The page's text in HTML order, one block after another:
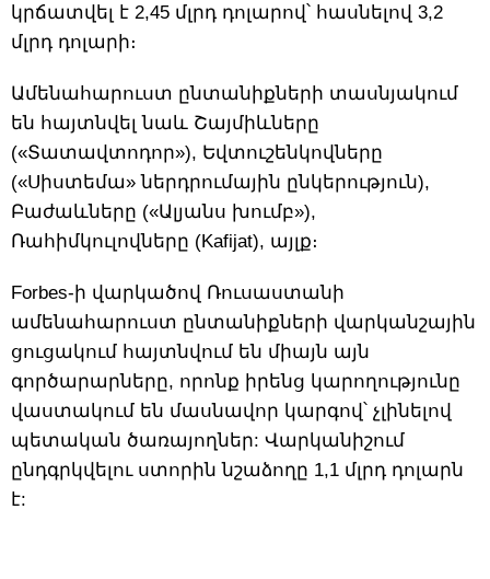
կրճատվել է 2,45 մլրդ դոլարով՝ հասնելով 3,2
մլրդ դոլարի։
Ամենահարուստ ընտանիքների տասնյակում
են հայտնվել նաև Շայմիևները
(«Տատավտոդոր»), Եվտուշենկովները
(«Սիստեմա» ներդրումային ընկերություն),
Բաժաևները («Ալյանս խումբ»),
Ռահիմկուլովները (Kafijat), այլք։
Forbes-ի վարկածով Ռուսաստանի
ամենահարուստ ընտանիքների վարկանշային
ցուցակում հայտնվում են միայն այն
գործարարները, որոնք իրենց կարողությունը
վաստակում են մասնավոր կարգով՝ չլինելով
պետական ծառայողներ: Վարկանիշում
ընդգրկվելու ստորին նշաձողը 1,1 մլրդ դոլարն
է: